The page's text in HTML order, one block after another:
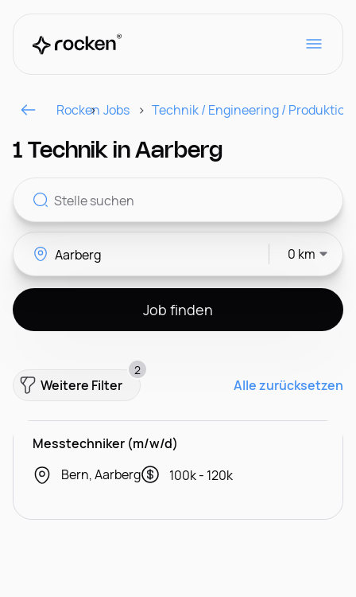
Für Arbeitgeber
CH
Rocken Jobs Technik / Engineering / Produktion
1 Technik in Aarberg
0 km
Job finden
Weitere Filter
2
Alle zurücksetzen
Messtechniker (m/w/d)
Bern, Aarberg
100k - 120k